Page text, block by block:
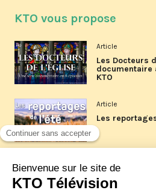
KTO vous propose
Article
Les Docteurs
documentaire
KTO
Article
Les
La visite
XIV à Assise à
jeudi 6 août